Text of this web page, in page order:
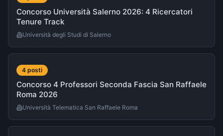
Concorso Università Salerno 2026: 4 Ricercatori
Tenure Track
Università degli Studi di Salerno
4 posti
Concorso 4 Professori Seconda Fascia San Raffaele
Roma 2026
Università Telematica San Raffaele Roma